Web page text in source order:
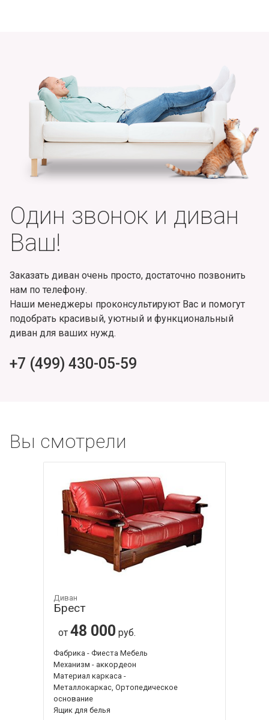
Один звонок и диван
Ваш!
Заказать диван очень просто, достаточно позвонить
нам по телефону.
Наши менеджеры проконсультируют Вас и помогут
подобрать красивый, уютный и функциональный
диван для ваших нужд.
+7 (499) 430-05-59
Вы смотрели
Диван
Брест
от 48 000 руб.
Фабрика - Фиеста Мебель
Механизм - аккордеон
Материал каркаса -
Металлокаркас, Ортопедическое
основание
Ящик для белья